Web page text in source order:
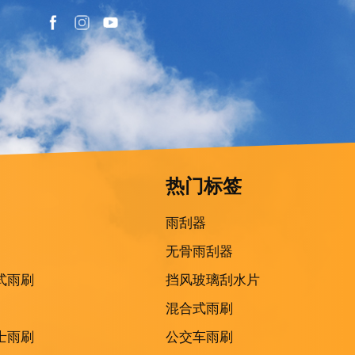
雨刷
雨刷
热门标签
雨刮器
无骨雨刮器
挡风玻璃刮水片
混合式雨刷
公交车雨刷